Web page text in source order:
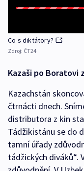
Co s diktátory?
Zdroj: ČT24
Kazaši po Boratovi
Kazachstán
čtrnácti dnech.
distributora z kin
Tádžikistánu se do
tamní úřady
tádžických diváků“.